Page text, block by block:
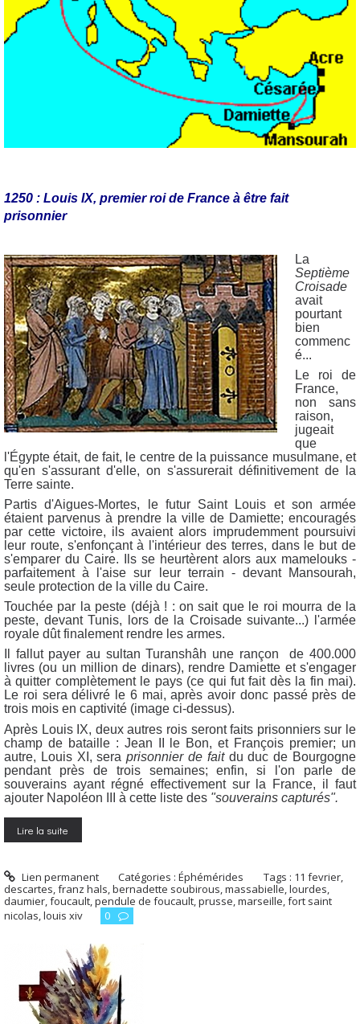
1250 : Louis IX, premier roi de France à être fait
prisonnier
La
Septième
Croisade
avait
pourtant
bien
commenc
é...
Le roi de
France,
non sans
raison,
jugeait
que
l'Égypte était, de fait, le centre de la puissance musulmane, et
qu'en s'assurant d'elle, on s'assurerait définitivement de la
Terre sainte.
Partis d'Aigues-Mortes, le futur Saint Louis et son armée
étaient parvenus à prendre la ville de Damiette; encouragés
par cette victoire, ils avaient alors imprudemment poursuivi
leur route, s'enfonçant à l'intérieur des terres, dans le but de
s'emparer du Caire. Ils se heurtèrent alors aux mamelouks -
parfaitement à l'aise sur leur terrain - devant Mansourah,
seule protection de la ville du Caire.
Touchée par la peste (déjà ! : on sait que le roi mourra de la
peste, devant Tunis, lors de la Croisade suivante...) l'armée
royale dût finalement rendre les armes.
Il fallut payer au sultan Turanshâh une rançon de 400.000
livres (ou un million de dinars), rendre Damiette et s'engager
à quitter complètement le pays (ce qui fut fait dès la fin mai).
Le roi sera délivré le 6 mai, après avoir donc passé près de
trois mois en captivité (image ci-dessus).
Après Louis IX, deux autres rois seront faits prisonniers sur le
champ de bataille : Jean II le Bon, et François premier; un
autre, Louis XI, seraprisonnier de faitdu duc de Bourgogne
pendant près de trois semaines; enfin, si l'on parle de
souverains ayant régné effectivement sur la France, il faut
ajouter Napoléon III à cette liste des "souverains capturés".
Lire la suite
Lien permanent Catégories :Éphémérides Tags : 11 fevrier
descartes franz hals bernadette soubirous massabielle lourdes
daumier foucault pendule de foucault prusse marseille fort saint
nicolas louis xiv 0